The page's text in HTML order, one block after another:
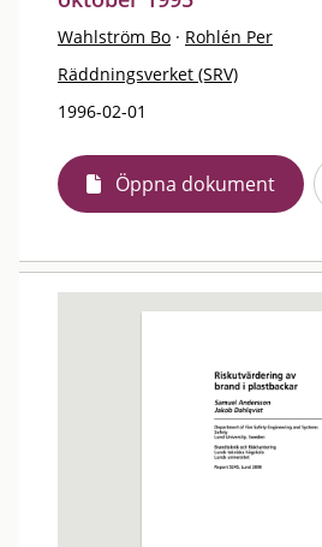
Wahlström Bo · Rohlén Per
Räddningsverket (SRV)
1996-02-01
Öppna dokument